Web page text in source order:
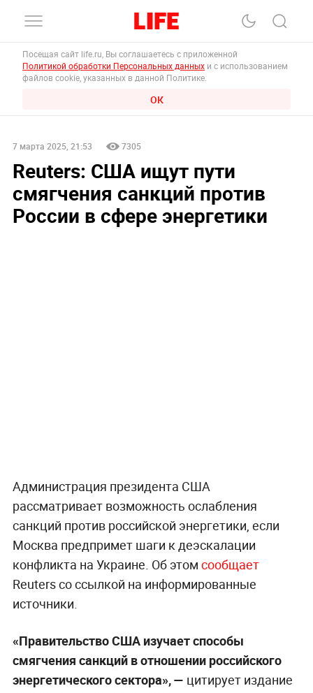
Посещая сайт life.ru, Вы соглашаетесь с приложенной
Политикой обработки Персональных данных и с использованием
файлов cookie, указанных в данной Политике.
ОК
7 марта 2025, 21:53 7305
Reuters: США ищут пути
смягчения санкций против
России в сфере энергетики
Администрация президента США
рассматривает возможность ослабления
санкций против российской энергетики, если
Москва предпримет шаги к деэскалации
конфликта на Украине. Об этом сообщает
Reuters со ссылкой на информированные
источники.
«Правительство США изучает способы
смягчения санкций в отношении российского
энергетического сектора», — цитирует издание